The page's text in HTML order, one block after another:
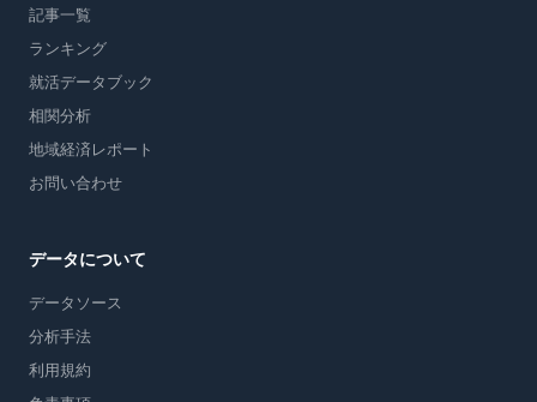
記事一覧
ランキング
就活データブック
相関分析
地域経済レポート
お問い合わせ
データについて
データソース
分析手法
利用規約